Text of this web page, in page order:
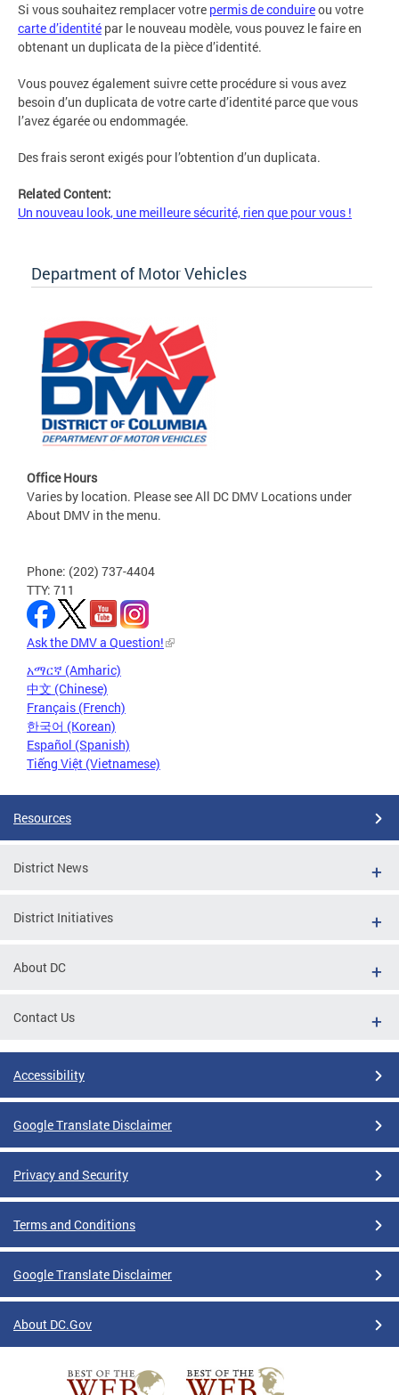
Si vous souhaitez remplacer votre permis de conduireou votre
carte d’identité par le nouveau modèle, vous pouvez le faire en
obtenant un duplicata de la pièce d’identité.
Vous pouvez également suivre cette procédure si vous avez
besoin d’un duplicata de votre carte d’identité parce que vous
l’avez égarée ou endommagée.
Des frais seront exigés pour l’obtention d’un duplicata.
Related Content:
Un nouveau look, une meilleure sécurité, rien que pour vous !
Department of Motor Vehicles
Office Hours
Varies by location. Please see All DC DMV Locations under
About DMV in the menu.
Phone: (202) 737-4404
TTY: 711
Ask the DMV a Question!
አማርኛ (Amharic)
中文 (Chinese)
Français (French)
한국어 (Korean)
Español (Spanish)
Tiếng Việt (Vietnamese)
Resources
District News
District Initiatives
About DC
Contact Us
Accessibility
Google Translate Disclaimer
Privacy and Security
Terms and Conditions
Google Translate Disclaimer
About DC.Gov